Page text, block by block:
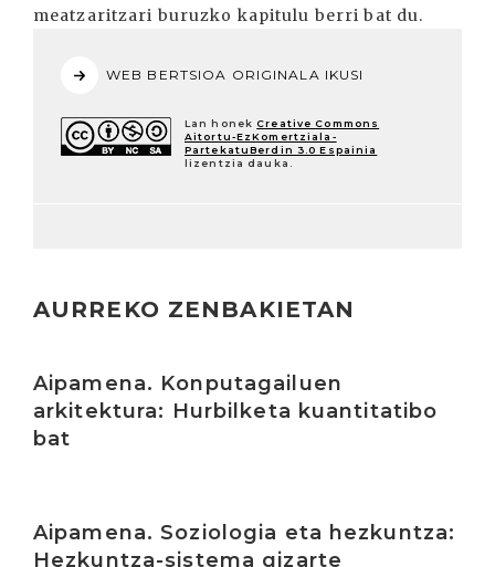
meatzaritzari buruzko kapitulu berri bat du.
WEB BERTSIOA ORIGINALA IKUSI
Lan honek Creative Commons
Aitortu-EzKomertziala-
PartekatuBerdin 3.0 Espainia
lizentzia dauka.
AURREKO ZENBAKIETAN
Aipamena. Konputagailuen
arkitektura: Hurbilketa kuantitatibo
bat
Aipamena. Soziologia eta hezkuntza:
Hezkuntza-sistema gizarte